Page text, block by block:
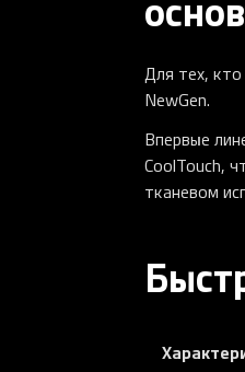
Для тех,
NewGen.
Впервые
CoolTouch,
тканевом